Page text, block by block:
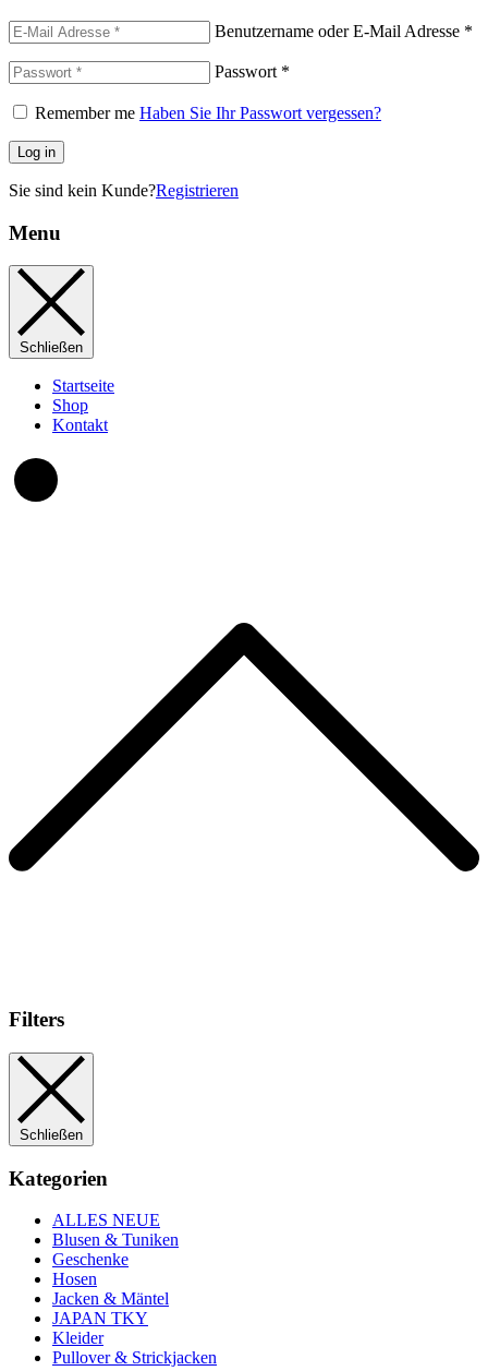
Benutzername oder E-Mail Adresse *
Passwort *
Remember me Haben Sie Ihr Passwort vergessen?
Log in
Sie sind kein Kunde?Registrieren
Menu
Schließen
Startseite
Shop
Kontakt
Filters
Schließen
Kategorien
ALLES NEUE
Blusen & Tuniken
Geschenke
Hosen
Jacken & Mäntel
JAPAN TKY
Kleider
Pullover & Strickjacken